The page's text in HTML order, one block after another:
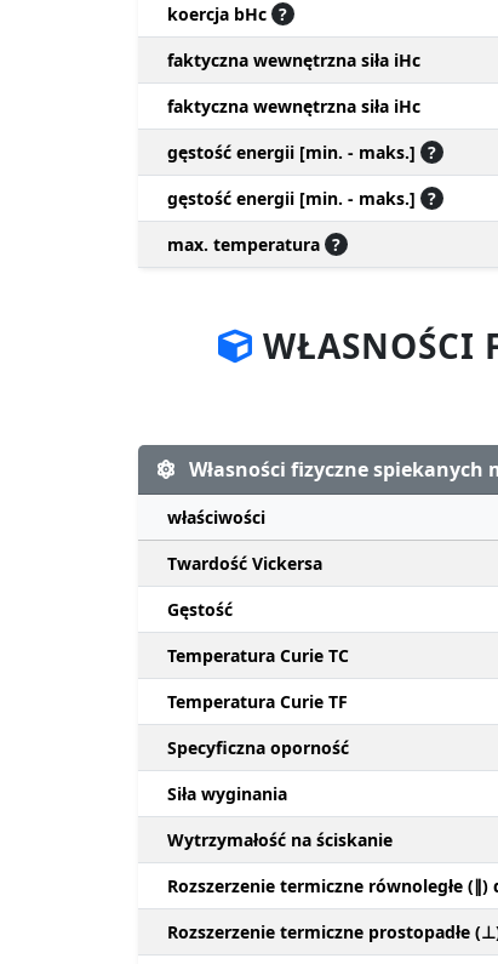
koercja bHc ?
faktyczna wewnętrzna siła iHc
faktyczna wewnętrzna siła iHc
gęstość energii [min. - maks.] ?
gęstość energii [min. - maks.] ?
max. temperatura ?
WŁASNOŚCI
Własności fizyczne
właściwości
Twardość Vickersa
Gęstość
Temperatura Curie TC
Temperatura Curie TF
Specyficzna oporność
Siła wyginania
Wytrzymałość na ściskanie
Rozszerzenie termiczne równoległe
Rozszerzenie termiczne prostopadłe